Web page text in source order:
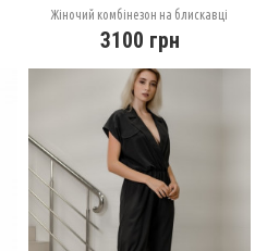
Жіночий комбінезон на блискавці
3100 грн